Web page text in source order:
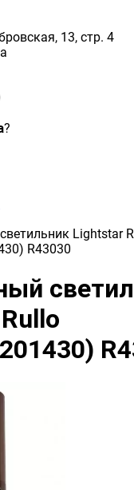
13, стр. 4
?
Lightstar
R43030